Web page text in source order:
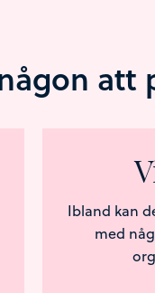
att
Ibland kan
med